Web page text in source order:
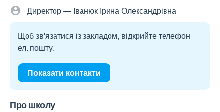
Директор — Іванюк Ірина Олександрівна
Щоб зв'язатися із закладом, відкрийте телефон і
ел. пошту.
Показати контакти
Про школу